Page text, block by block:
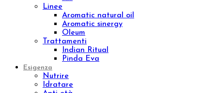
Aromatic natural oil
Aromatic sinergy
Dust
Luxury body
Concentrated
Wrap remodeling
Trattamenti
Brossage H2O
Lissaggio